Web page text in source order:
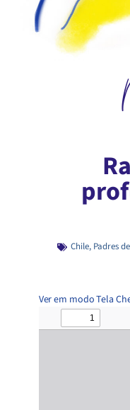
Chile, Padres
Ver em modo Tela